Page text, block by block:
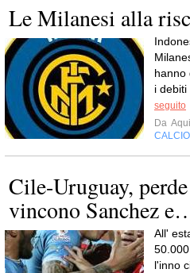
Le Milanesi alla
hanno
i debiti
seguito
Da
CALCIO
Cile-Uruguay,
vincono Sanchez
All'
l'inno